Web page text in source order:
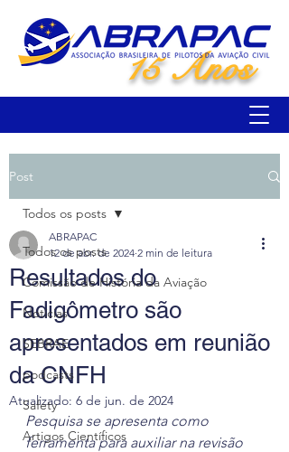
15 Anos
Post
Todos os posts
Comissão de História da Aviação
Notícias
SEBRAE
podcasts
Safety
Artigos Científicos
Todos os posts
Resultados do
Fadigômetro são
apresentados em reunião
da CNFH
ABRAPAC
12 de abr. de 2024 2 min de leitura
Atualizado: 6 de jun. de 2024
Pesquisa se apresenta como
ferramenta para auxiliar na revisão